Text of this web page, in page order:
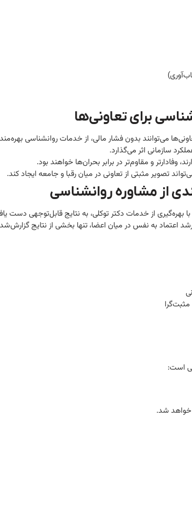
برای تعاونی‌ها
می‌توانند بدون فشار مالی، از خدمات روانشناسی
سازمانی اثر می‌گذارد.
وفادارتر و مقاوم‌تر در برابر بحران‌ها خواهند بود.
تصویر مثبتی از تعاونی در میان رقبا و جامعه ایجاد کند.
از مشاوره روانشناسی
از خدمات دکتر توکلی، به نتایج قابل‌توجهی دست
اعتماد به نفس در میان اعضا، تنها بخشی از نتایج
است:
خواهد شد.